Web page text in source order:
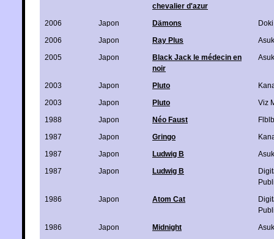
chevalier d'azur
2006 Japon Dämons
2006
Japon Ray Plus
2005
Japon
Black Jack le médecin en
noir
2003 Japon Pluto
2003
Japon Pluto
Viz
1988
Japon Néo Faust
Flblb
1987
Japon Gringo
1987
Japon Ludwig B
1987
Japon Ludwig B
1986
Japon Atom Cat
1986
Japon Midnight